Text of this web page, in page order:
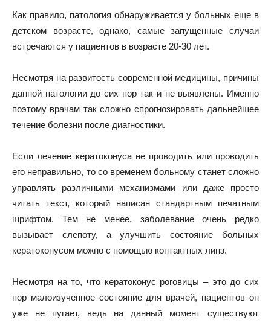
Как правило, патология обнаруживается у больных еще в
детском возрасте, однако, самые запущенные случаи
встречаются у пациентов в возрасте 20-30 лет.
Несмотря на развитость современной медицины, причины
данной патологии до сих пор так и не выявлены. Именно
поэтому врачам так сложно спрогнозировать дальнейшее
течение болезни после диагностики.
Если лечение кератоконуса не проводить или проводить
его неправильно, то со временем больному станет сложно
управлять различными механизмами или даже просто
читать текст, который написан стандартным печатным
шрифтом. Тем не менее, заболевание очень редко
вызывает слепоту, а улучшить состояние больных
кератоконусом можно с помощью контактных линз.
Несмотря на то, что кератоконус роговицы – это до сих
пор малоизученное состояние для врачей, пациентов он
уже не пугает, ведь на данный момент существуют